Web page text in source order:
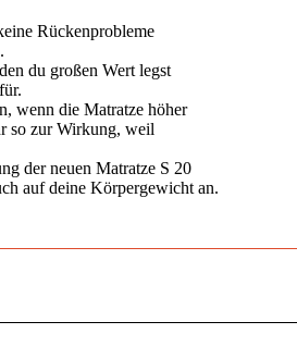
Rückenprobleme
du großen Wert legst
wenn die Matratze höher
so zur Wirkung, weil
der neuen Matratze S 20
auf deine Körpergewicht an.